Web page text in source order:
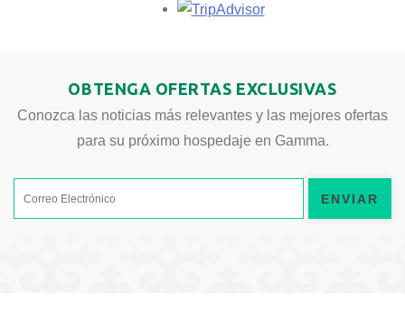
Opens in a new tab.
OBTENGA OFERTAS EXCLUSIVAS
Conozca las noticias más relevantes y las mejores ofertas
para su próximo hospedaje en Gamma.
ENVIAR